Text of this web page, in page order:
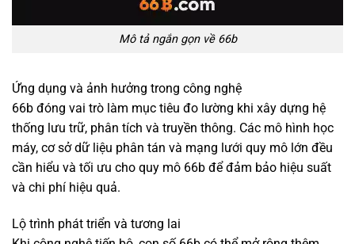
Mô tả ngắn gọn về 66b
Ứng dụng và ảnh hưởng trong công nghệ
66b đóng vai trò làm mục tiêu đo lường khi xây dựng hệ
thống lưu trữ, phân tích và truyền thông. Các mô hình học
máy, cơ sở dữ liệu phân tán và mạng lưới quy mô lớn đều
cần hiểu và tối ưu cho quy mô 66b để đảm bảo hiệu suất
và chi phí hiệu quả.
Lộ trình phát triển và tương lai